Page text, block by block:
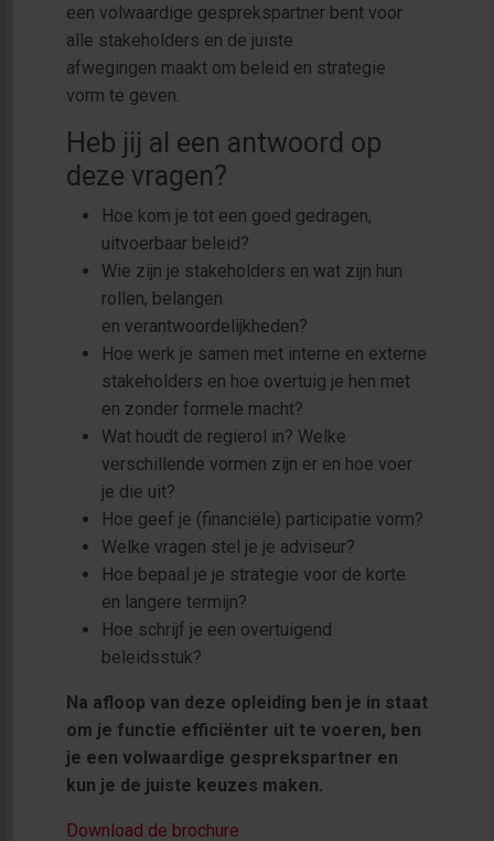
een volwaardige gesprekspartner bent voor
alle stakeholders en de juiste
afwegingen maakt om beleid en strategie
vorm te geven.
Heb jij al een antwoord op
deze vragen?
Hoe kom je tot een goed gedragen,
uitvoerbaar beleid?
Wie zijn je stakeholders en wat zijn hun
rollen, belangen
en verantwoordelijkheden?
Hoe werk je samen met interne en externe
stakeholders en hoe overtuig je hen met
en zonder formele macht?
Wat houdt de regierol in? Welke
verschillende vormen zijn er en hoe voer
je die uit?
Hoe geef je (financiële) participatie vorm?
Welke vragen stel je je adviseur?
Hoe bepaal je je strategie voor de korte
en langere termijn?
Hoe schrijf je een overtuigend
beleidsstuk?
Na afloop van deze opleiding ben je in staat
om je functie efficiënter uit te voeren, ben
je een volwaardige gesprekspartner en
kun je de juiste keuzes maken.
Download de brochure